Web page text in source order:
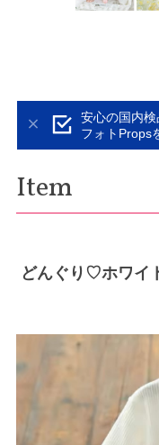
安心の国内
フォトProps
Item
どんぐり♡ホワイ